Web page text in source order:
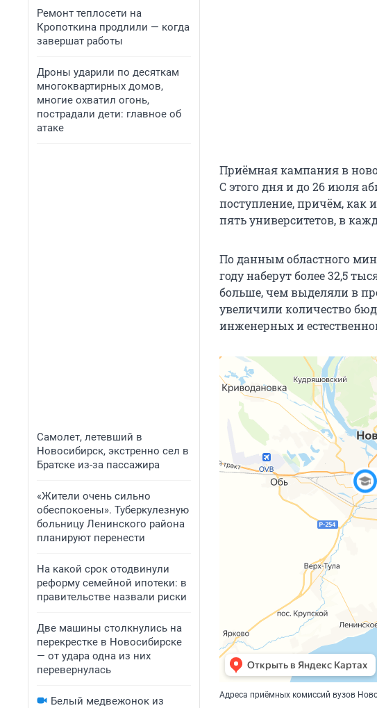
Ремонт теплосети на
Кропоткина продлили — когда
завершат работы
Дроны ударили по десяткам
многоквартирных домов,
многие охватил огонь,
пострадали дети: главное об
атаке
Самолет, летевший в
Новосибирск, экстренно сел в
Братске из-за пассажира
«Жители очень сильно
обеспокоены». Туберкулезную
больницу Ленинского района
планируют перенести
На какой срок отодвинули
реформу семейной ипотеки: в
правительстве назвали риски
Две машины столкнулись на
перекрестке в Новосибирске
— от удара одна из них
перевернулась
Белый медвежонок из
Приёмная кампания в
С этого дня и до 26 июля
поступление, причём, как
пять университетов, в
По данным областного
году наберут более 32,5
больше, чем выделяли в
увеличили количество
инженерных и
Адреса приёмных комиссий вузов